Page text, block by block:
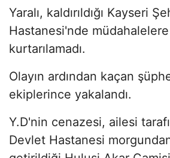
Yaralı, kaldırıldığı Kayseri
Hastanesi'nde
kurtarılamadı.
Olayın ardından kaçan
ekiplerince yakalandı.
Y.D'nin cenazesi, ailesi
Devlet Hastanesi